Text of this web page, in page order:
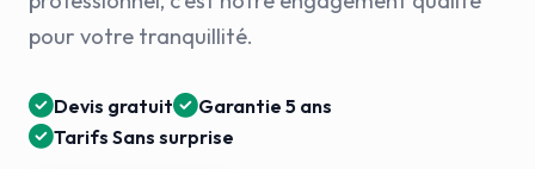
pour votre tranquillité.
Devis gratuit
Garantie 5 ans
Tarifs Sans surprise